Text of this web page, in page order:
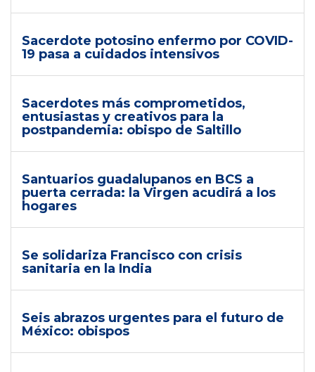
Sacerdote potosino enfermo por COVID-
19 pasa a cuidados intensivos
Sacerdotes más comprometidos,
entusiastas y creativos para la
postpandemia: obispo de Saltillo
Santuarios guadalupanos en BCS a
puerta cerrada: la Virgen acudirá a los
hogares
Se solidariza Francisco con crisis
sanitaria en la India
Seis abrazos urgentes para el futuro de
México: obispos